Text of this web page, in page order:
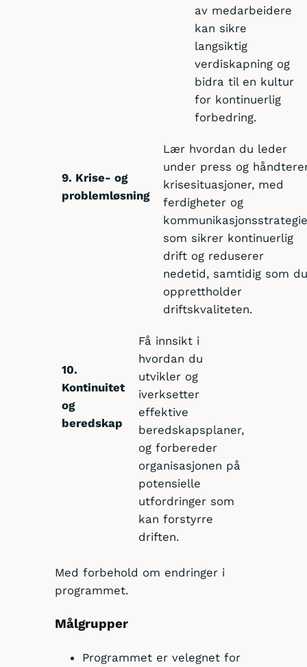
av medarbeidere
kan sikre
langsiktig
verdiskapning og
bidra til en kultur
for kontinuerlig
forbedring.
9. Krise- og
problemløsning
Lær hvordan du leder
under press og
krisesituasjoner, med
ferdigheter og
som sikrer kontinuerlig
drift og reduserer
nedetid, samtidig som du
opprettholder
driftskvaliteten.
10.
Kontinuitet
og
beredskap
Få innsikt i
hvordan du
utvikler og
iverksetter
effektive
beredskapsplaner,
og forbereder
organisasjonen på
potensielle
utfordringer som
kan forstyrre
driften.
Med forbehold om endringer i
programmet.
Målgrupper
Programmet er velegnet for